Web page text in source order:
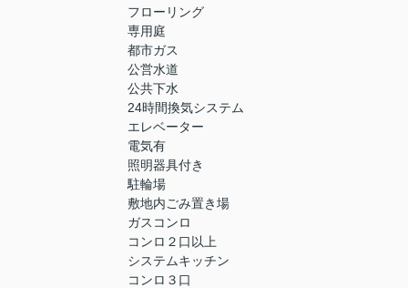
フローリング
専用庭
都市ガス
公営水道
公共下水
24時間換気システム
エレベーター
電気有
照明器具付き
駐輪場
敷地内ごみ置き場
ガスコンロ
コンロ２口以上
システムキッチン
コンロ３口